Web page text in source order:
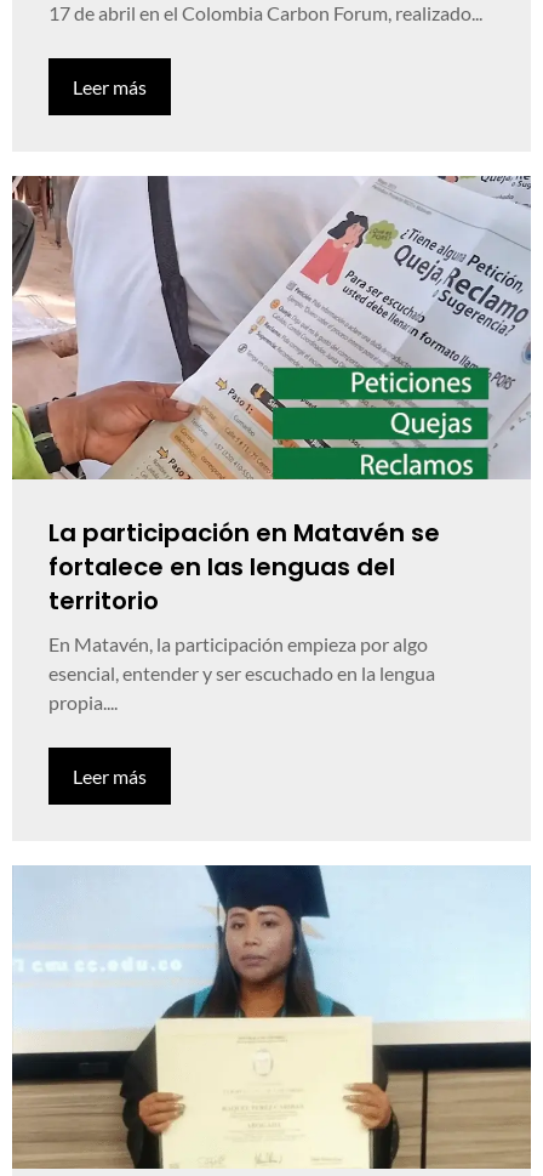
17 de abril en el Colombia Carbon Forum, realizado...
Leer más
La participación en Matavén se
fortalece en las lenguas del
territorio
En Matavén, la participación empieza por algo
esencial, entender y ser escuchado en la lengua
propia....
Leer más